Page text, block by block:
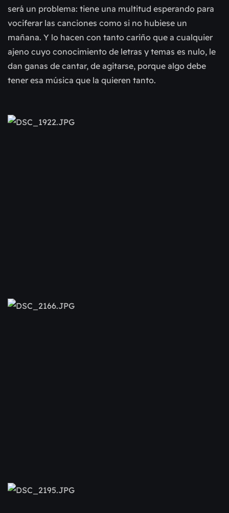
será un problema: tiene una multitud esperando para
vociferar las canciones como si no hubiese un
mañana. Y lo hacen con tanto cariño que a cualquier
ajeno cuyo conocimiento de letras y temas es nulo, le
dan ganas de cantar, de agitarse, porque algo debe
tener esa música que la quieren tanto.